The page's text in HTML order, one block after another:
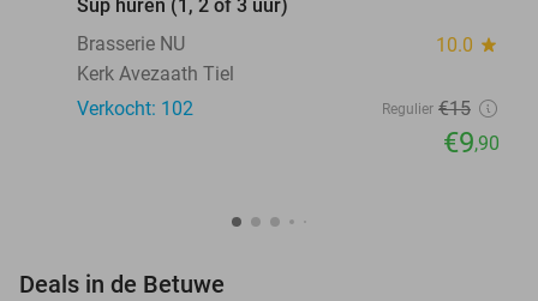
Sup huren (1, 2 of 3 uur)
Brasserie NU
10.0 star
Kerk Avezaath Tiel
Verkocht: 102
Regulier €15
€9,90
Deals in de Betuwe